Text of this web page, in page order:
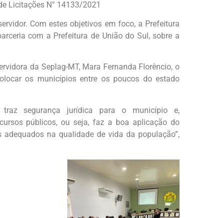
Licitações N° 14133/2021
Com estes objetivos em foco, a Prefeitura
com a Prefeitura de União do Sul, sobre a
da Seplag-MT, Mara Fernanda Florêncio, o
os municípios entre os poucos do estado
segurança jurídica para o município e,
públicos, ou seja, faz a boa aplicação do
na qualidade de vida da população”,